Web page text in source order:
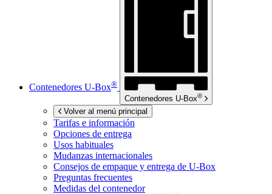
Contenedores U-Box®
Contenedores U-Box®
Volver al menú principal
Tarifas e información
Opciones de entrega
Usos habituales
Mudanzas internacionales
Consejos de empaque y entrega de U-Box
Preguntas frecuentes
Medidas del contenedor